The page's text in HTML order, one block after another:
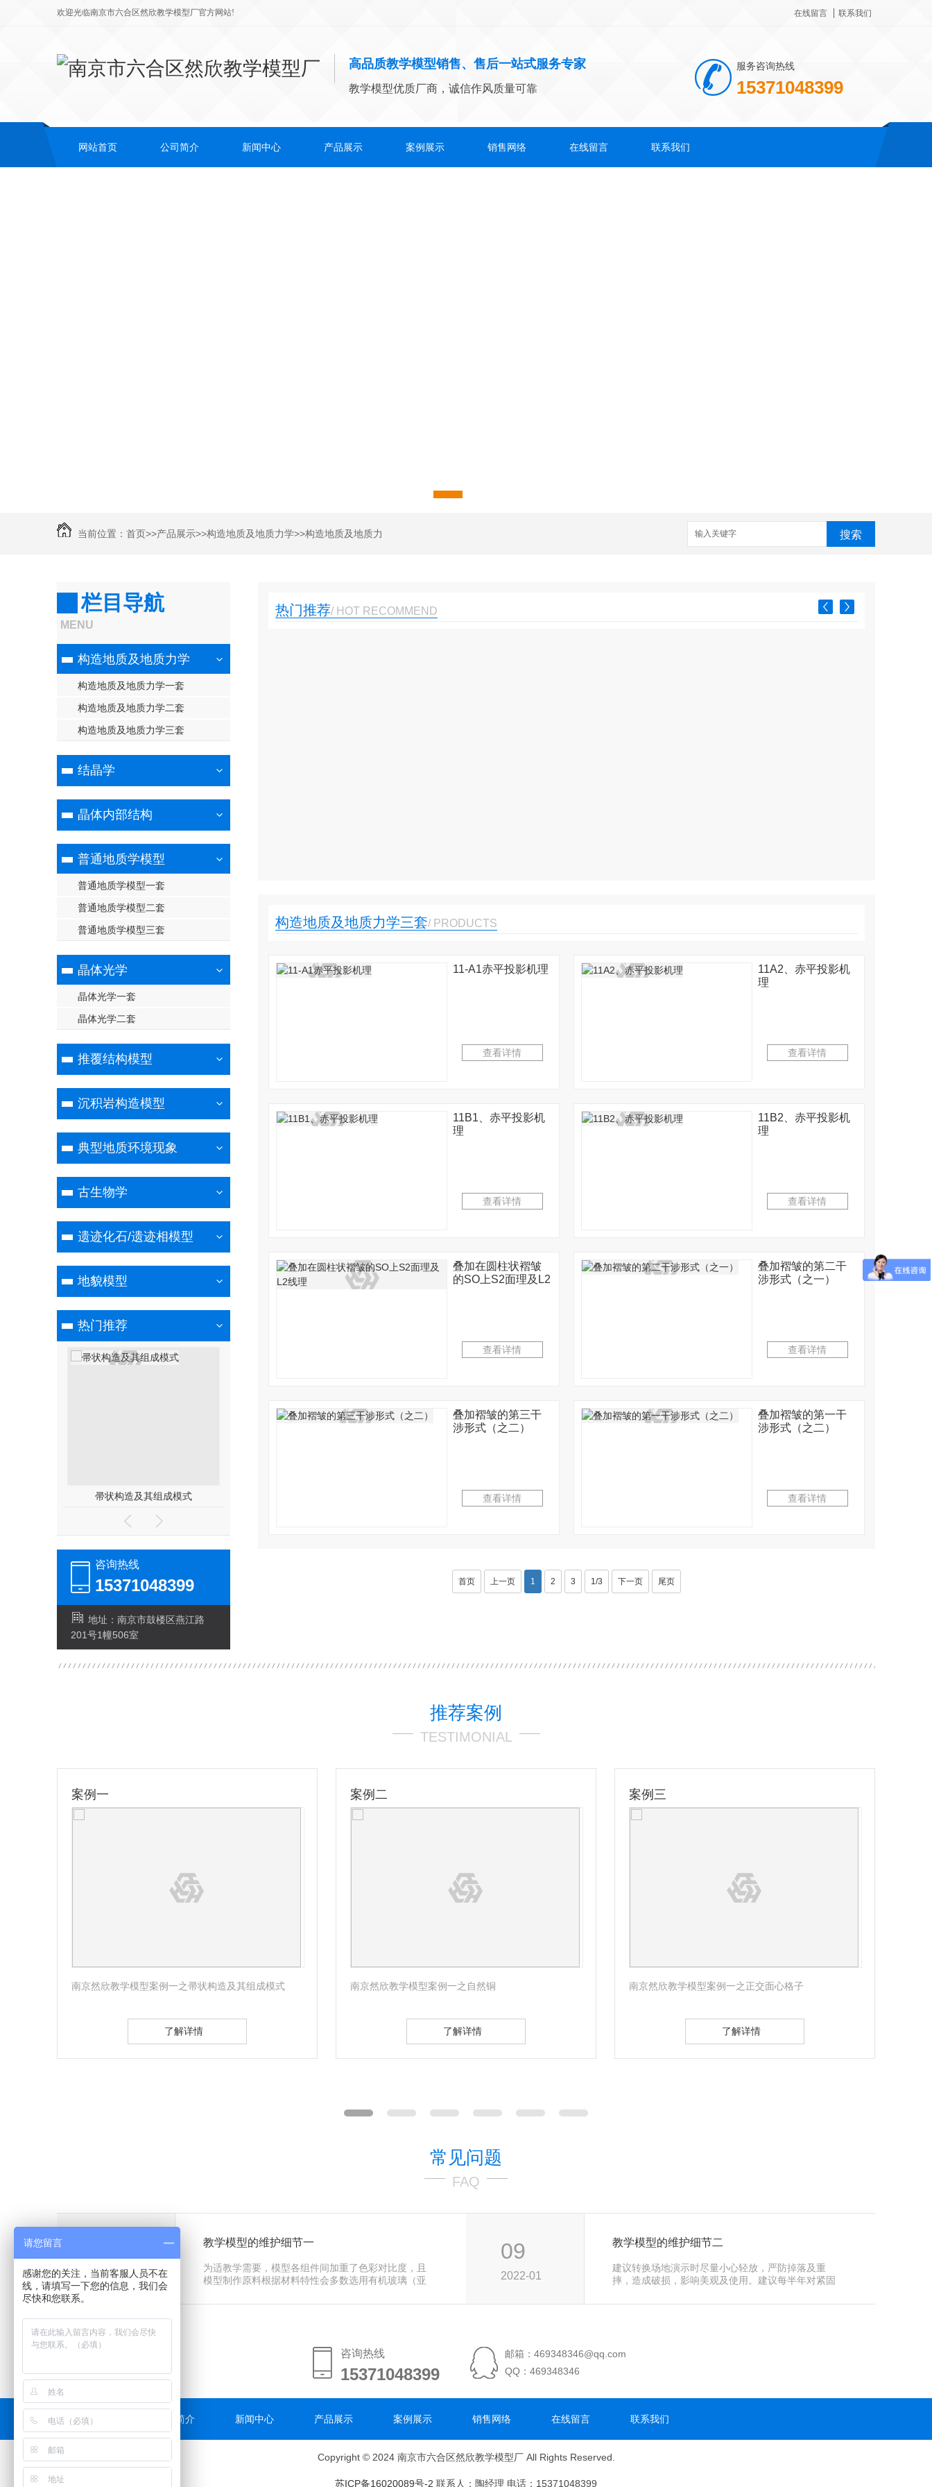
欢迎光临南京市六合区然欣教学模型厂官方网站! 在线留言 联系我们
高品质教学模型销售、售后一站式服务专家
教学模型优质厂商，诚信作风质量可靠
服务咨询热线
15371048399
网站首页 公司简介 新闻中心 产品展示 案例展示 销售网络 在线留言 联系我们
当前位置： 首页>>产品展示>>构造地质及地质力学>>构造地质及地质力 搜索
栏目导航
MENU
构造地质及地质力学
构造地质及地质力学一套
构造地质及地质力学二套
构造地质及地质力学三套
结晶学
晶体内部结构
普通地质学模型
普通地质学模型一套
普通地质学模型二套
普通地质学模型三套
晶体光学
晶体光学一套
晶体光学二套
推覆结构模型
沉积岩构造模型
典型地质环境现象
古生物学
遗迹化石/遗迹相模型
地貌模型
热门推荐
帚状构造及其组成模式 正交面心格子 正交偏光系...
咨询热线
15371048399
地址：南京市鼓楼区燕江路
201号1幢506室
热门推荐/ HOT RECOMMEND
构造地质及地质力学三套/ PRODUCTS
11-A1赤平投影机理
查看详情
11A2、赤平投影机
理
查看详情
11B1、赤平投影机
理
查看详情
11B2、赤平投影机
理
查看详情
叠加在圆柱状褶皱
的SO上S2面理及L2
查看详情
叠加褶皱的第二干
涉形式（之一）
查看详情
叠加褶皱的第三干
涉形式（之二）
查看详情
叠加褶皱的第一干
涉形式（之二）
查看详情
首页 上一页 1 2 3 1/3 下一页 尾页
推荐案例
TESTIMONIAL
案例一
南京然欣教学模型案例一之帚状构造及其组成模式
了解详情
案例二
南京然欣教学模型案例一之自然铜
了解详情
案例三
南京然欣教学模型案例一之正交面心格子
了解详情
常见问题
FAQ
2022-01
教学模型的维护细节一
为适教学需要，模型各组件间加重了色彩对比度，且
模型制作原料根据材料特性会多数选用有机玻璃（亚
09
2022-01
教学模型的维护细节二
建议转换场地演示时尽量小心轻放，严防掉落及重
摔，造成破损，影响美观及使用。建议每半年对紧固
咨询热线
15371048399
15371048399
邮箱：469348346@qq.com
QQ：469348346
网站首页 公司简介 新闻中心 产品展示 案例展示 销售网络 在线留言 联系我们
Copyright © 2024 南京市六合区然欣教学模型厂 All Rights Reserved.
苏ICP备16020089号-2 联系人：陶经理 电话：15371048399
请您留言
感谢您的关注，当前客服人员不在
线，请填写一下您的信息，我们会
尽快和您联系。